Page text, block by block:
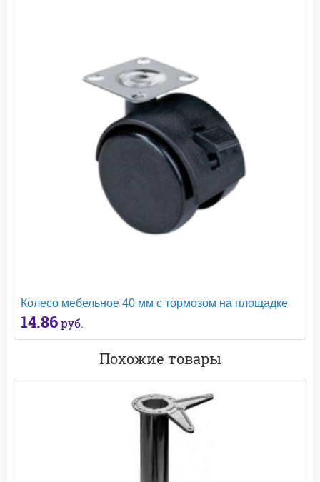
Колесо мебельное 40 мм с тормозом на площадке
14.86 руб.
Похожие товары